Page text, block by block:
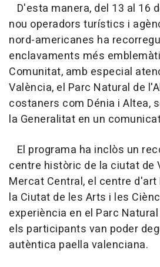
D'esta manera, del 13 al 16
nou operadors turístics i
nord-americanes ha
enclavaments més
Comunitat, amb especial
València, el Parc Natural de
costaners com Dénia i Altea,
la Generalitat en un
El programa ha inclòs un
centre històric de la ciutat de
Mercat Central, el centre
la Ciutat de les Arts i les
experiència en el Parc
els participants van poder
autèntica paella valenciana.